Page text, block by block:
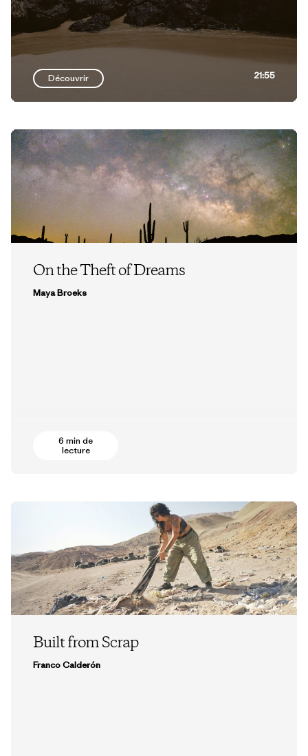
Découvrir 21:55
On the Theft of Dreams
Maya Broeks
6 min de
lecture
Built from Scrap
Franco Calderón